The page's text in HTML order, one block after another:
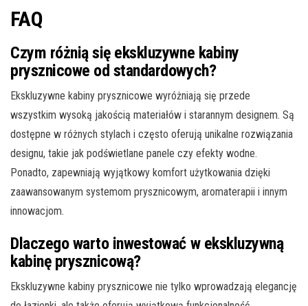
FAQ
Czym różnią się ekskluzywne kabiny
prysznicowe od standardowych?
Ekskluzywne kabiny prysznicowe wyróżniają się przede
wszystkim wysoką jakością materiałów i starannym designem. Są
dostępne w różnych stylach i często oferują unikalne rozwiązania
designu, takie jak podświetlane panele czy efekty wodne.
Ponadto, zapewniają wyjątkowy komfort użytkowania dzięki
zaawansowanym systemom prysznicowym, aromaterapii i innym
innowacjom.
Dlaczego warto inwestować w ekskluzywną
kabinę prysznicową?
Ekskluzywne kabiny prysznicowe nie tylko wprowadzają elegancję